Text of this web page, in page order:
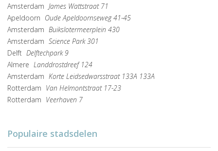
Amsterdam James Wattstraat 71
Apeldoorn Oude Apeldoornseweg 41-45
Amsterdam Buikslotermeerplein 430
Amsterdam Science Park 301
Delft Delftechpark 9
Almere Landdrostdreef 124
Amsterdam Korte Leidsedwarsstraat 133A 133A
Rotterdam Van Helmontstraat 17-23
Rotterdam Veerhaven 7
Populaire stadsdelen